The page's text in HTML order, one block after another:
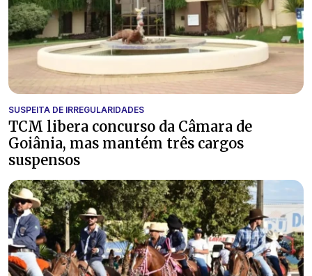
SUSPEITA DE IRREGULARIDADES
TCM libera concurso da Câmara de
Goiânia, mas mantém três cargos
suspensos